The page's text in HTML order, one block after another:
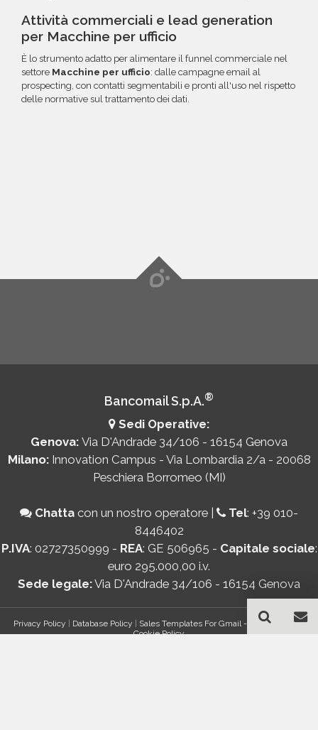
Attività commerciali e lead generation
per Macchine per ufficio
È lo strumento adatto per alimentare il funnel commerciale nel
settore Macchine per ufficio: dalle campagne email al
prospecting, con contatti segmentabili e pronti all'uso nel rispetto
delle normative sul trattamento dei dati.
Bancomail S.p.A.®
Sedi Operative:
Genova: Via D'Andrade 34/106 - 16154 Genova
Milano: Innovation Campus - Via Lombardia 2/a - 20068
Peschiera Borromeo (MI)
Chatta con un nostro operatore | Tel: +39 010-
8446402
P.IVA: 02727350999 - REA: GE 506965 - Capitale sociale:
euro 295.000,00 i.v.
Sede legale:Via D'Andrade 34/106 - 16154 Genova
Privacy Policy | Database Policy | Sales Templates For Gmail - AddOn Policy|
Cookie Policy